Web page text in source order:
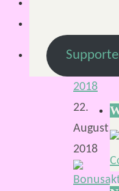
2018
22.
August
2018